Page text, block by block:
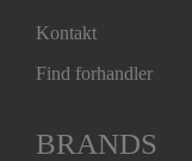
Kontakt
Find forhandler
BRANDS